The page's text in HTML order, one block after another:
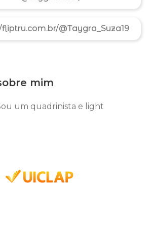
@Taygra_Suza19
mim
um quadrinista e light